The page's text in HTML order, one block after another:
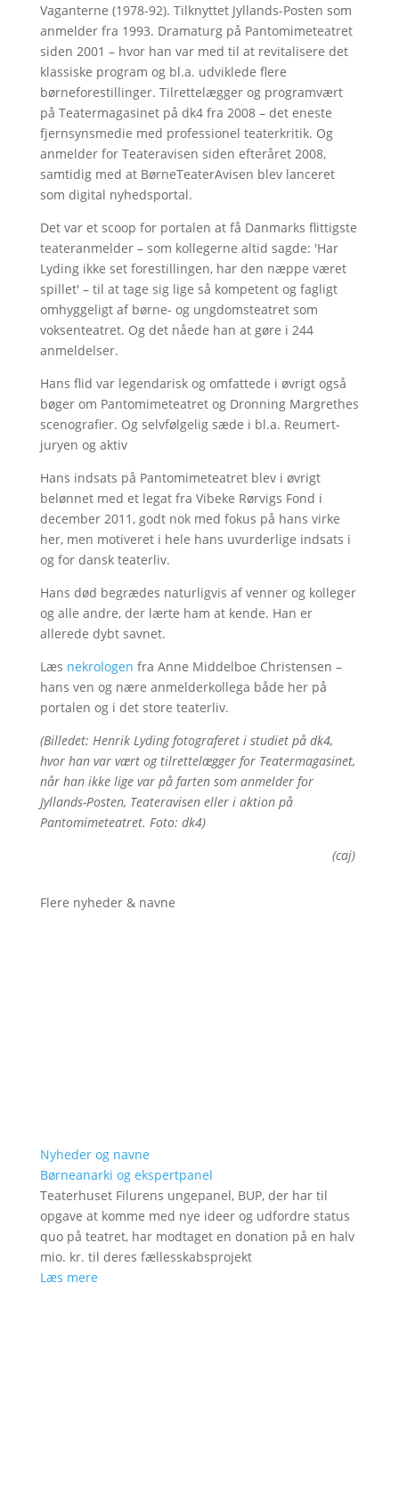
Vaganterne (1978-92). Tilknyttet Jyllands-Posten som
anmelder fra 1993. Dramaturg på Pantomimeteatret
siden 2001 – hvor han var med til at revitalisere det
klassiske program og bl.a. udviklede flere
børneforestillinger. Tilrettelægger og programvært
på Teatermagasinet på dk4 fra 2008 – det eneste
fjernsynsmedie med professionel teaterkritik. Og
anmelder for Teateravisen siden efteråret 2008,
samtidig med at BørneTeaterAvisen blev lanceret
som digital nyhedsportal.
Det var et scoop for portalen at få Danmarks flittigste
teateranmelder – som kollegerne altid sagde: 'Har
Lyding ikke set forestillingen, har den næppe været
spillet' – til at tage sig lige så kompetent og fagligt
omhyggeligt af børne- og ungdomsteatret som
voksenteatret. Og det nåede han at gøre i 244
anmeldelser.
Hans flid var legendarisk og omfattede i øvrigt også
bøger om Pantomimeteatret og Dronning Margrethes
scenografier. Og selvfølgelig sæde i bl.a. Reumert-
juryen og aktiv
Hans indsats på Pantomimeteatret blev i øvrigt
belønnet med et legat fra Vibeke Rørvigs Fond i
december 2011, godt nok med fokus på hans virke
her, men motiveret i hele hans uvurderlige indsats i
og for dansk teaterliv.
Hans død begrædes naturligvis af venner og kolleger
og alle andre, der lærte ham at kende. Han er
allerede dybt savnet.
Læs nekrologen fra Anne Middelboe Christensen –
hans ven og nære anmelderkollega både her på
portalen og i det store teaterliv.
(Billedet: Henrik Lyding fotograferet i studiet på dk4,
hvor han var vært og tilrettelægger for Teatermagasinet,
når han ikke lige var på farten som anmelder for
Jyllands-Posten, Teateravisen eller i aktion på
Pantomimeteatret. Foto: dk4)
(caj)
Flere nyheder & navne
Nyheder og navne
Børneanarki og ekspertpanel
Teaterhuset Filurens ungepanel, BUP, der har til
opgave at komme med nye ideer og udfordre status
quo på teatret, har modtaget en donation på en halv
mio. kr. til deres fællesskabsprojekt
Læs mere